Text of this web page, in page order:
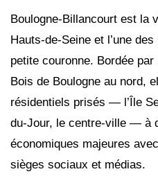
Boulogne-Billancourt est la
Hauts-de-Seine et l’une
petite couronne. Bordée
Bois de Boulogne au nord,
résidentiels prisés — l’Île
du-Jour, le centre-ville — à
économiques majeures
sièges sociaux et médias.